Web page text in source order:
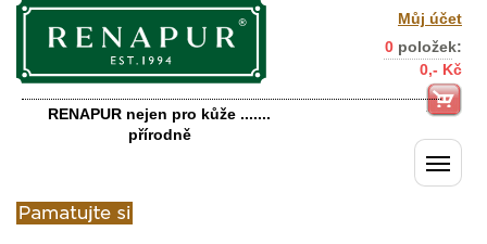
RENAPUR nejen pro kůže .......
přírodně
Můj účet
0 položek:
0,- Kč